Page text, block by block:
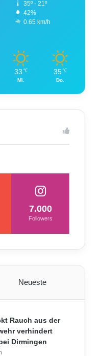
35º - 21º
42%
0.65 km/h
33 ℃
Mi.
35 ℃
Do.
7.000
Followers
Neueste
Rauch aus der
verhindert
Dirmingen